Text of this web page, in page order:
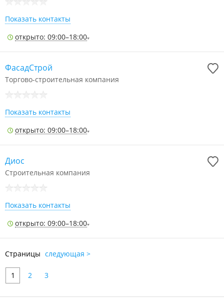
Показать контакты
открыто: 09:00–18:00
ФасадСтрой
Торгово-строительная компания
Показать контакты
открыто: 09:00–18:00
Диос
Строительная компания
Показать контакты
открыто: 09:00–18:00
Страницы следующая >
1 2 3